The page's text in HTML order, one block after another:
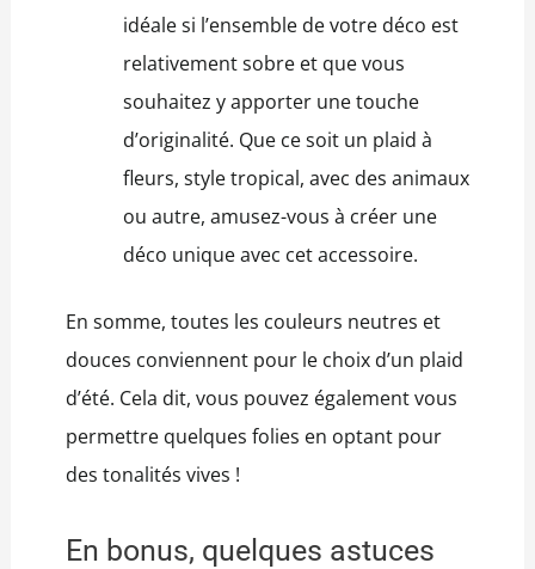
idéale si l’ensemble de votre déco est
relativement sobre et que vous
souhaitez y apporter une touche
d’originalité. Que ce soit un plaid à
fleurs, style tropical, avec des animaux
ou autre, amusez-vous à créer une
déco unique avec cet accessoire.
En somme, toutes les couleurs neutres et
douces conviennent pour le choix d’un plaid
d’été. Cela dit, vous pouvez également vous
permettre quelques folies en optant pour
des tonalités vives !
En bonus, quelques astuces